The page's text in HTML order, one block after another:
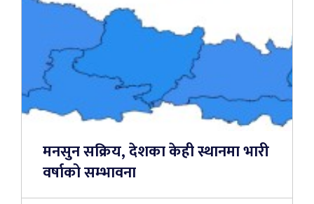
मनसुन सक्रिय, देशका केही स्थानमा भारी
वर्षाको सम्भावना